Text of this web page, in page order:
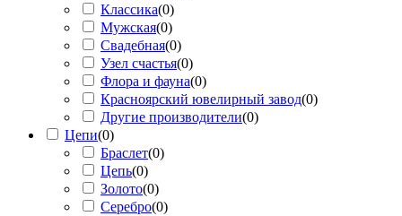
Классика(0)
Мужская(0)
Свадебная(0)
Узел счастья(0)
Флора и фауна(0)
Красноярский ювелирный завод(0)
Другие производители(0)
Цепи(0)
Браслет(0)
Цепь(0)
Золото(0)
Серебро(0)